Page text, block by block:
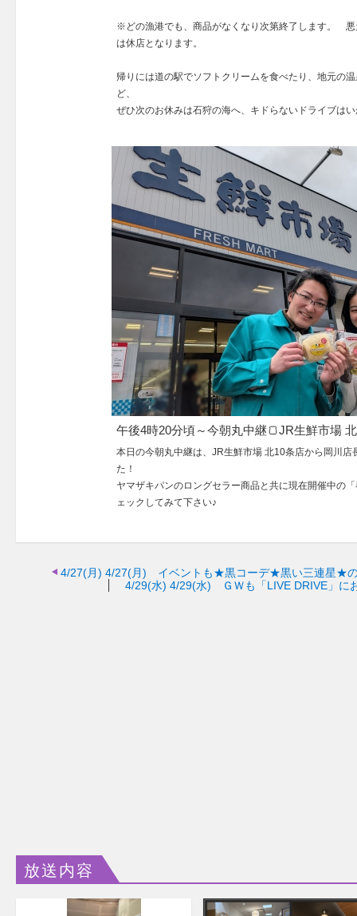
※どの漁港でも、商品がなくなり次第終了します。 悪
は休店となります。
帰りには道の駅でソフトクリームを食べたり、地元の
ど、
ぜひ次のお休みは石狩の海へ、キドらないドライブは
午後4時20分頃～今朝丸中継🍞JR生鮮市場
本日の今朝丸中継は、JR生鮮市場 北10条店から岡川店
た！
ヤマザキパンのロングセラー商品と共に現在開催中の
ェックしてみて下さい♪
4/27(月) 4/27(月) イベントも★黒コーデ★黒い三連星★の
4/29(水) 4/29(水) ＧＷも「LIVE DRIVE」に
放送内容